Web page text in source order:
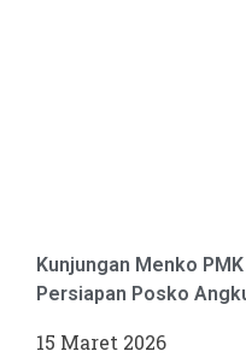
Kunjungan Menko
Persiapan Posko
15 Maret 2026